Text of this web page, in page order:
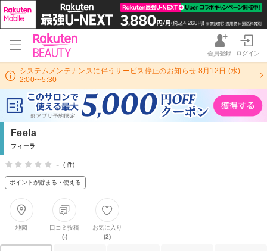
会員登録 ログイン
システムメンテナンスに伴うサービス停止のお知らせ 8月12日 (水)
2:00〜5:30
Feela
フィーラ
- (-件)
ポイントが貯まる・使える
地図
口コミ投稿
(-)
お気に入り
(2)